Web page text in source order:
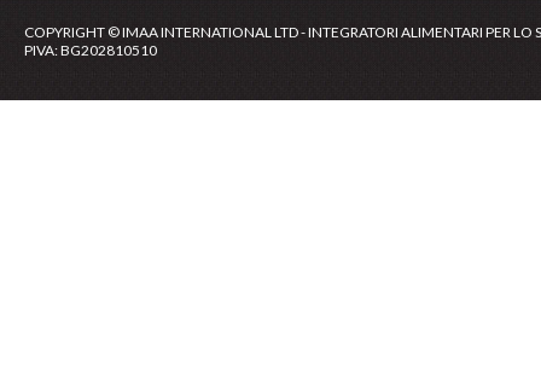
COPYRIGHT © IMAA INTERNATIONAL LTD - INTEGRATORI ALIMENTARI PER LO
PIVA: BG202810510